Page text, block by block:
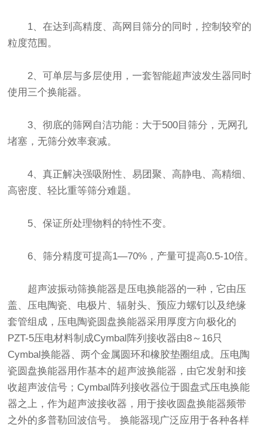
1、在达到高精度、高网目筛分的同时，控制较窄的
粒度范围。
2、可单层与多层使用，一套智能超声波发生器同时
使用三个换能器。
3、彻底的筛网自洁功能：大于500目筛分，无网孔
堵塞，无筛分效率衰减。
4、真正解决强吸附性、易团聚、高静电、高精细、
高密度、轻比重等筛分难题。
5、保证所处理物料的特性不变。
6、筛分精度可提高1—70%，产量可提高0.5-10倍。
超声波振动筛换能器是压电换能器的一种，它由压
盖、压电陶瓷、电极片、辐射头、预应力螺钉以及绝缘
套管组成，压电陶瓷圆盘换能器采用厚度方向极化的
PZT-5压电材料制成Cymbal阵列接收器由8～16只
Cymbal换能器、两个金属圆环和橡胶垫圈组成。压电陶
瓷圆盘换能器用作基本的超声波换能器，由它发射和接
收超声波信号；Cymbal阵列接收器位于圆盘式压电换能
器之上，作为超声波接收器，用于接收圆盘换能器频带
之外的多普勒回波信号。 换能器现广泛应用于各种各样